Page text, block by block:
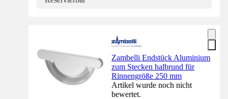
Zambelli Endstück Aluminium
zum Stecken halbrund für
Rinnengröße 250 mm
Artikel wurde noch nicht
bewertet.